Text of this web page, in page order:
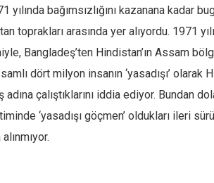
yılında bağımsızlığını kazanana kadar
toprakları arasında yer alıyordu. 1971
Bangladeş’ten Hindistan’ın Assam
dört milyon insanın ‘yasadışı’ olarak
çalıştıklarını iddia ediyor. Bundan
‘yasadışı göçmen’ oldukları ileri